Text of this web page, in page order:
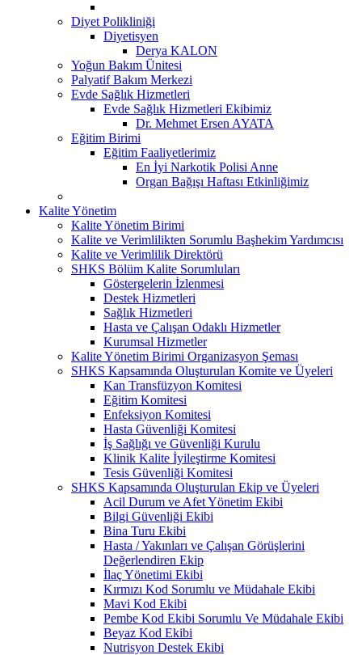
Diyet Polikliniği
Diyetisyen
Derya KALON
Yoğun Bakım Ünitesi
Palyatif Bakım Merkezi
Evde Sağlık Hizmetleri
Evde Sağlık Hizmetleri Ekibimiz
Dr. Mehmet Ersen AYATA
Eğitim Birimi
Eğitim Faaliyetlerimiz
En İyi Narkotik Polisi Anne
Organ Bağışı Haftası Etkinliğimiz
Kalite Yönetim
Kalite Yönetim Birimi
Kalite ve Verimlilikten Sorumlu Başhekim Yardımcısı
Kalite ve Verimlilik Direktörü
SHKS Bölüm Kalite Sorumluları
Göstergelerin İzlenmesi
Destek Hizmetleri
Sağlık Hizmetleri
Hasta ve Çalışan Odaklı Hizmetler
Kurumsal Hizmetler
Kalite Yönetim Birimi Organizasyon Şeması
SHKS Kapsamında Oluşturulan Komite ve Üyeleri
Kan Transfüzyon Komitesi
Eğitim Komitesi
Enfeksiyon Komitesi
Hasta Güvenliği Komitesi
İş Sağlığı ve Güvenliği Kurulu
Klinik Kalite İyileştirme Komitesi
Tesis Güvenliği Komitesi
SHKS Kapsamında Oluşturulan Ekip ve Üyeleri
Acil Durum ve Afet Yönetim Ekibi
Bilgi Güvenliği Ekibi
Bina Turu Ekibi
Hasta / Yakınları ve Çalışan Görüşlerini
Değerlendiren Ekip
İlaç Yönetimi Ekibi
Kırmızı Kod Sorumlu ve Müdahale Ekibi
Mavi Kod Ekibi
Pembe Kod Ekibi Sorumlu Ve Müdahale Ekibi
Beyaz Kod Ekibi
Nutrisyon Destek Ekibi